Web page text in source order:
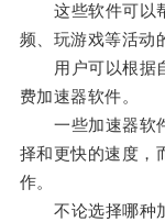
这些软件可以帮
频、玩游戏等活动
用户可以根据自
费加速器软件。
一些加速器软件
择和更快的速度，
作。
不论选择哪种加